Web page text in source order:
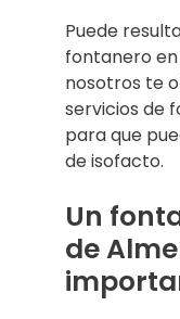
Puede
fontanero
nosotros te
servicios de
para que
de isofacto.
Un
de